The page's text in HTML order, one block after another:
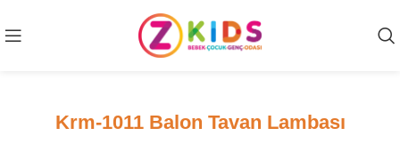
Krm-1011 Balon Tavan Lambası